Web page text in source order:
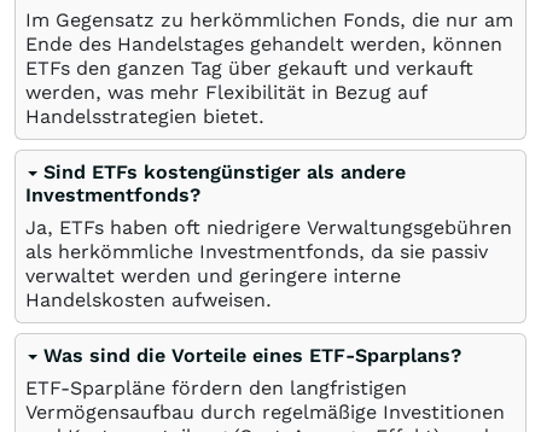
Im Gegensatz zu herkömmlichen Fonds, die nur am
Ende des Handelstages gehandelt werden, können
ETFs den ganzen Tag über gekauft und verkauft
werden, was mehr Flexibilität in Bezug auf
Handelsstrategien bietet.
Sind ETFs kostengünstiger als andere
Investmentfonds?
Ja, ETFs haben oft niedrigere Verwaltungsgebühren
als herkömmliche Investmentfonds, da sie passiv
verwaltet werden und geringere interne
Handelskosten aufweisen.
Was sind die Vorteile eines ETF-Sparplans?
ETF-Sparpläne fördern den langfristigen
Vermögensaufbau durch regelmäßige Investitionen